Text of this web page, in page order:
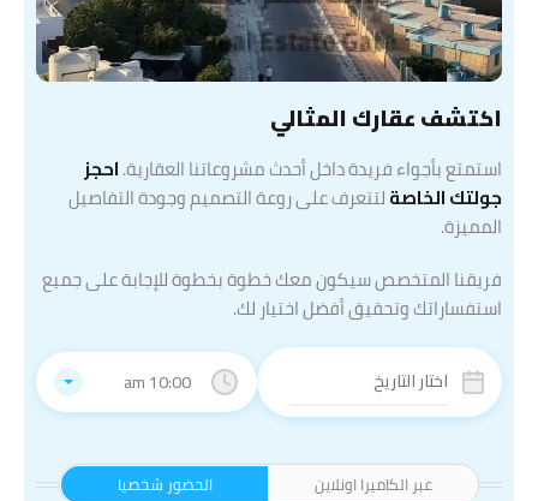
10:00 am
الحضور شخصيا عبر الكاميرا اونلاين
اكتشف عقارك المثالي
استمتع بأجواء فريدة داخل أحدث مشروعاتنا العقارية.احجز
جولتك الخاصةلتتعرف على روعة التصميم وجودة التفاصيل
المميزة.
فريقنا المتخصص سيكون معك خطوة بخطوة للإجابة على جميع
استفساراتك وتحقيق أفضل اختيار لك.